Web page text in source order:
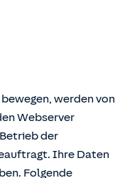
werden von
Webserver
der
Ihre Daten
Folgende